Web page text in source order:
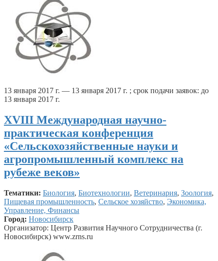
13 января 2017 г. — 13 января 2017 г. ; срок подачи заявок: до
13 января 2017 г.
XVIII Международная научно-
практическая конференция
«Сельскохозяйственные науки и
агропромышленный комплекс на
рубеже веков»
Тематики: Биология, Биотехнологии, Ветеринария, Зоология,
Пищевая промышленность, Сельское хозяйство, Экономика,
Управление, Финансы
Город: Новосибирск
Организатор: Центр Развития Научного Сотрудничества (г.
Новосибирск) www.zrns.ru